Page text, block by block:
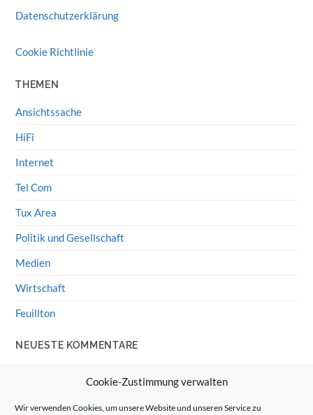
Cookie-Zustimmung verwalten
Wir verwenden Cookies, um unsere Website und unseren Service zu
Datenschutzerklärung
Cookie Richtlinie
THEMEN
Ansichtssache
HiFi
Internet
Tel Com
Tux Area
Politik und Gesellschaft
Medien
Wirtschaft
Feuillton
NEUESTE KOMMENTARE